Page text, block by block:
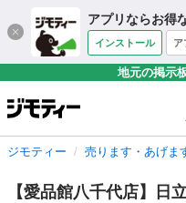
アプリならお得
インストール ア
地元の掲示
ジモティー 売ります・あげま
【愛品館八千代店】